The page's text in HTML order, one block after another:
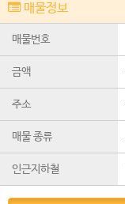
매물정보
매물번호
금액
주소
매물 종류
인근지하철